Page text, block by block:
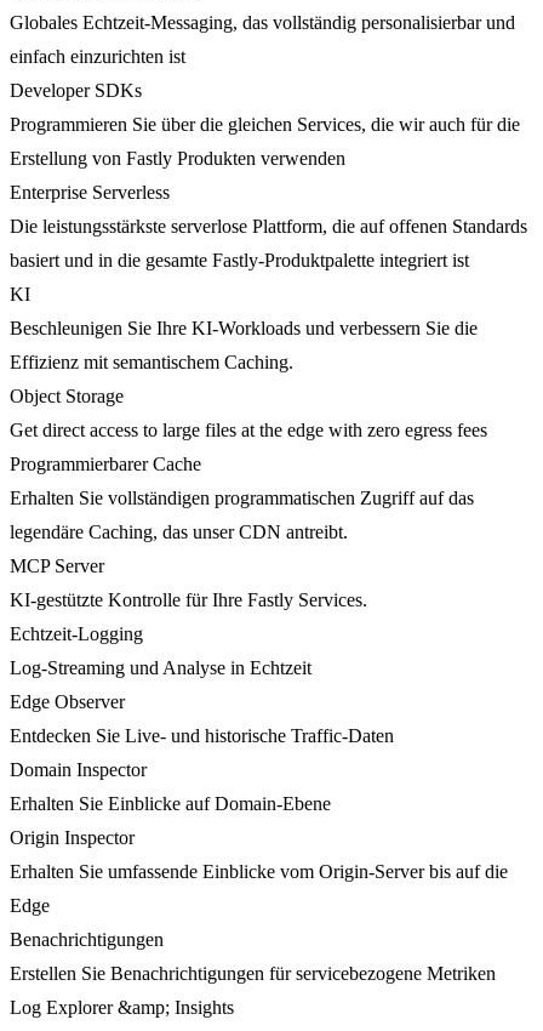
Globales Echtzeit-Messaging, das vollständig personalisierbar und
einfach einzurichten ist
Developer SDKs
Programmieren Sie über die gleichen Services, die wir auch für die
Erstellung von Fastly Produkten verwenden
Enterprise Serverless
Die leistungsstärkste serverlose Plattform, die auf offenen Standards
basiert und in die gesamte Fastly-Produktpalette integriert ist
KI
Beschleunigen Sie Ihre KI-Workloads und verbessern Sie die
Effizienz mit semantischem Caching.
Object Storage
Get direct access to large files at the edge with zero egress fees
Programmierbarer Cache
Erhalten Sie vollständigen programmatischen Zugriff auf das
legendäre Caching, das unser CDN antreibt.
MCP Server
KI-gestützte Kontrolle für Ihre Fastly Services.
Echtzeit-Logging
Log-Streaming und Analyse in Echtzeit
Edge Observer
Entdecken Sie Live- und historische Traffic-Daten
Domain Inspector
Erhalten Sie Einblicke auf Domain-Ebene
Origin Inspector
Erhalten Sie umfassende Einblicke vom Origin-Server bis auf die
Edge
Benachrichtigungen
Erstellen Sie Benachrichtigungen für servicebezogene Metriken
Log Explorer &amp; Insights